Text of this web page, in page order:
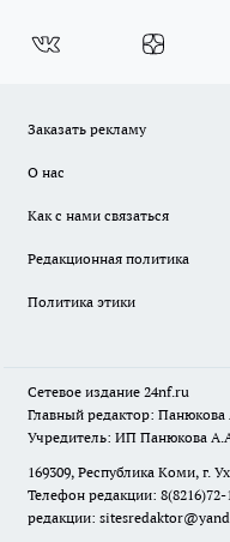
Заказать рекламу
О нас
Как с нами связаться
Редакционная политика
Политика этики
Сетевое издание 24nf.ru
Главный редактор:
Учредитель: ИП Панюкова
169309, Республика Коми, г.
Телефон редакции:
редакции: